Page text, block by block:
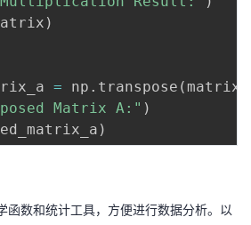
)
= np . transpose (
Matrix A:" )
)
函数和统计工具，方便进行数据分析。以